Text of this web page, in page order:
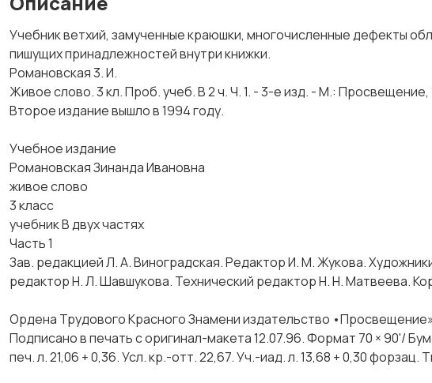
Учебник ветхий, замученные краюшки, многочисленные дефекты
пишущих принадлежностей внутри книжки.
Романовская 3. И.
Живое слово. 3 кл. Проб. учеб. В 2 ч. Ч. 1. - 3-е изд. - М.: Просвещение,
Второе издание вышло в 1994 году.
Учебное издание
Романовская Зинанда Ивановна
живое слово
3 класс
учебник В двух частях
Часть 1
Зав. редакцией Л. А. Виноградская. Редактор И. М. Жукова.
редактор Н. Л. Шавшукова. Технический редактор Н. Н. Матвеева.
Ордена Трудового Красного Знамени издательство
Подписано в печать с оригинал-макета 12.07.96. Формат 70 × 90'/
печ. л. 21,06 + 0,36. Усл. кр.-отт. 22,67. Уч.-иад. л. 13,68 + 0,30 форзац.